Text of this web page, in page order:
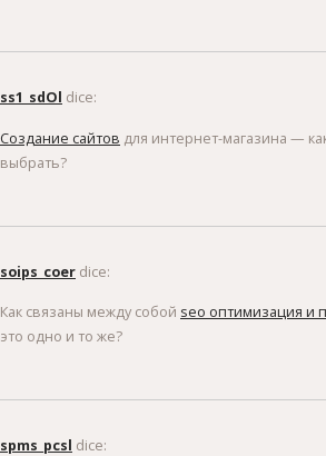
ss1_sdOl dice:
Создание сайтов для интернет-магазина —
выбрать?
soips_coer dice:
Как связаны между собой seo оптимизация и
это одно и то же?
spms_pcsl dice: